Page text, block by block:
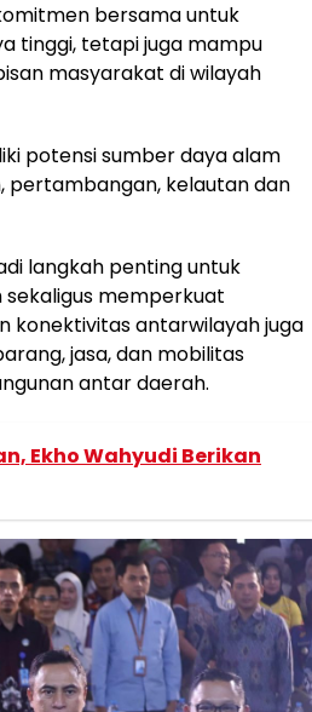
bersama untuk
tinggi, tetapi juga mampu
masyarakat di wilayah
potensi sumber daya alam
pertambangan, kelautan dan
langkah penting untuk
memperkuat
konektivitas antarwilayah juga
jasa, dan mobilitas
antar daerah.
Ekho Wahyudi Berikan